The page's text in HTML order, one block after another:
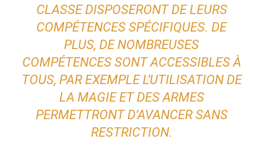
CLASSE DISPOSERONT DE LEURS
COMPÉTENCES SPÉCIFIQUES. DE
PLUS, DE NOMBREUSES
COMPÉTENCES SONT ACCESSIBLES À
TOUS, PAR EXEMPLE L’UTILISATION DE
LA MAGIE ET DES ARMES
PERMETTRONT D’AVANCER SANS
RESTRICTION.